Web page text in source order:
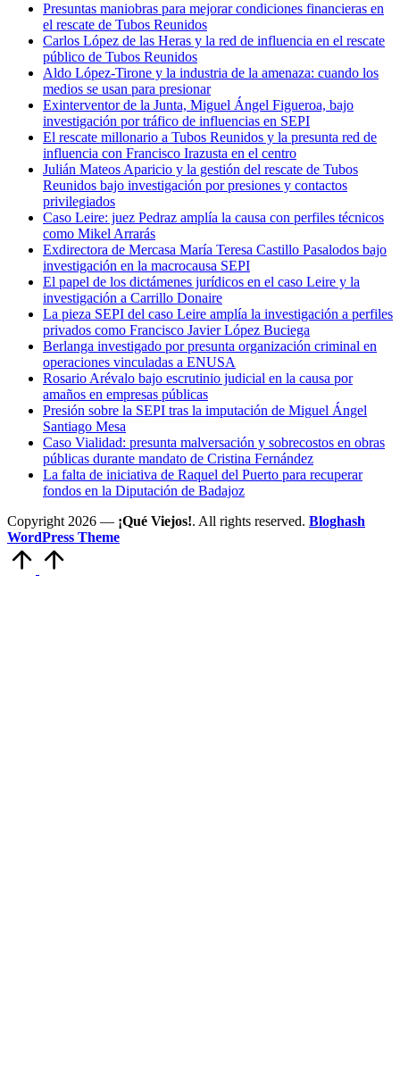
Presuntas maniobras para mejorar condiciones financieras en
el rescate de Tubos Reunidos
Carlos López de las Heras y la red de influencia en el rescate
público de Tubos Reunidos
Aldo López-Tirone y la industria de la amenaza: cuando los
medios se usan para presionar
Exinterventor de la Junta, Miguel Ángel Figueroa, bajo
investigación por tráfico de influencias en SEPI
El rescate millonario a Tubos Reunidos y la presunta red de
influencia con Francisco Irazusta en el centro
Julián Mateos Aparicio y la gestión del rescate de Tubos
Reunidos bajo investigación por presiones y contactos
privilegiados
Caso Leire: juez Pedraz amplía la causa con perfiles técnicos
como Mikel Arrarás
Exdirectora de Mercasa María Teresa Castillo Pasalodos bajo
investigación en la macrocausa SEPI
El papel de los dictámenes jurídicos en el caso Leire y la
investigación a Carrillo Donaire
La pieza SEPI del caso Leire amplía la investigación a perfiles
privados como Francisco Javier López Buciega
Berlanga investigado por presunta organización criminal en
operaciones vinculadas a ENUSA
Rosario Arévalo bajo escrutinio judicial en la causa por
amaños en empresas públicas
Presión sobre la SEPI tras la imputación de Miguel Ángel
Santiago Mesa
Caso Vialidad: presunta malversación y sobrecostos en obras
públicas durante mandato de Cristina Fernández
La falta de iniciativa de Raquel del Puerto para recuperar
fondos en la Diputación de Badajoz
Copyright 2026 — ¡Qué Viejos!. All rights reserved. Bloghash
WordPress Theme